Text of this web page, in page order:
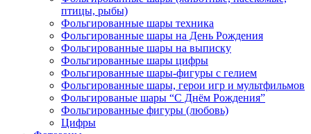
птицы, рыбы)
Фольгированные шары техника
Фольгированные шары на День Рождения
Фольгированные шары на выписку
Фольгированные шары цифры
Фольгированные шары-фигуры с гелием
Фольгированные шары, герои игр и мультфильмов
Фольгированые шары “С Днём Рождения”
Фольгированные фигуры (любовь)
Цифры